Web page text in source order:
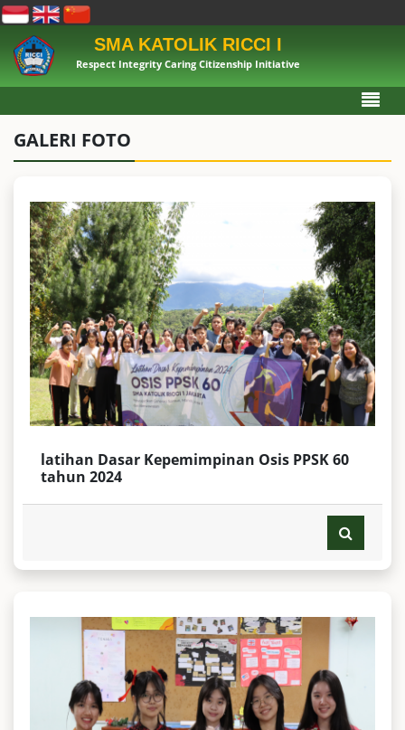
SMA KATOLIK RICCI I
Respect Integrity Caring Citizenship Initiative
GALERI FOTO
latihan Dasar Kepemimpinan Osis PPSK 60
tahun 2024